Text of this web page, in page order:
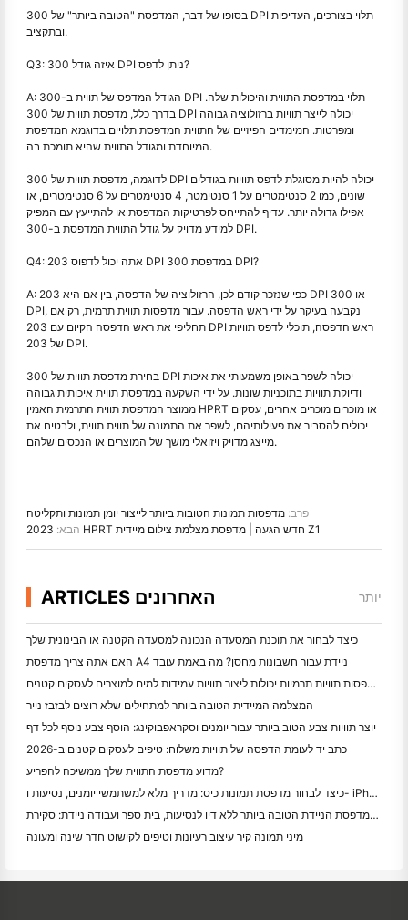
בסופו של דבר, המדפסת "הטובה ביותר" של 300 DPI תלוי בצורכים, העדיפות
ובתקציב.
Q3: איזה גודל 300 DPI ניתן לדפס?
A: הגודל המדפס של תווית ב-300 DPI תלוי במדפסת התווית והיכולות שלה.
בדרך כלל, מדפסת תווית של 300 DPI יכולה לייצר תוויות ברזולוציה גבוהה
ומפרטות. המימדים הפיזיים של התווית המדפסת תלויים בדוגמא המדפסת
המיוחדת ומגודל התווית שהיא תומכת בה.
לדוגמה, מדפסת תווית של 300 DPI יכולה להיות מסוגלת לדפס תוויות בגודלים
שונים, כמו 2 סנטימטרים על 1 סנטימטר, 4 סנטימטרים על 6 סנטימטרים, או
אפילו גדולה יותר. עדיף להתייחס לפרטיקות המדפסת או להתייעץ עם המפיק
למידע מדויק על גודל התווית המדפסת ב-300 DPI.
Q4: אתה יכול לדפוס 203 DPI במדפסת 300 DPI?
A: כפי שנזכר קודם לכן, הרזולוציה של הדפסה, בין אם היא 203 DPI או 300
DPI, נקבעה בעיקר על ידי ראש הדפסה. עבור מדפסות תווית תרמית, רק אם
תחליפי את ראש הדפסה הקיום עם 203 DPI ראש הדפסה, תוכלי לדפס תוויות
של 203 DPI.
בחירת מדפסת תווית של 300 DPI יכולה לשפר באופן משמעותי את איכות
ודיוקת תוויות בתוכניות שונות. על ידי השקעה במדפסת תווית איכותית גבוהה
ממוצר המדפסת תווית התרמית האמין HPRT או מוכרים מוכרים אחרים, עסקים
יכולים להסביר את פעילותיהם, לשפר את התמונה של תווית תווית, ולבטיח את
מייצג מדויק ויזואלי מושך של המוצרים או הנכסים שלהם.
פרב: מדפסות תמונות הטובות ביותר לייצור יומן תמונות ותקליטה
הבא:
2023 HPRT חדש הגעה | מדפסת מצלמת צילום מיידית Z1
ARTICLES האחרונים יותר
כיצד לבחור את תוכנת המסעדה הנכונה למסעדה הקטנה או הבינונית שלך
האם אתה צריך מדפסת A4 ניידת עבור חשבונות מחסן? מה באמת עובד
האם מדפסות תוויות תרמיות יכולות ליצור תוויות עמידות למים למוצרים לעסקים קטנים?
המצלמה המיידית הטובה ביותר למתחילים שלא רוצים לבזבז נייר
יוצר תוויות צבע הטוב ביותר עבור יומנים וסקראפבוקינג: הוסף צבע נוסף לכל דף
כתב יד לעומת הדפסה של תוויות משלוח: טיפים לעסקים קטנים ב-2026
מדוע מדפסת התווית שלך ממשיכה להפריע?
כיצד לבחור מדפסת תמונות כיס: מדריך מלא למשתמשי יומנים, נסיעות ו- iPhone
המדפסת הניידת הטובה ביותר ללא דיו לנסיעות, בית ספר ועבודה ניידת: סקירת Hanin MT620 Pro
מיני תמונה קיר עיצוב רעיונות וטיפים לקישוט חדר שינה ומעונה